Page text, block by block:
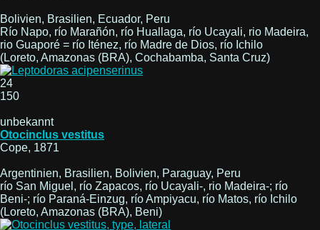
Bolivien, Brasilien, Ecuador, Peru
Río Napo, río Marañón, río Huallaga, río Ucayali, rio Madeira,
rio Guaporé = río Iténez, río Madre de Dios, río Ichilo
(Loreto, Amazonas (BRA), Cochabamba, Santa Cruz)
24
150
unbekannt
Otocinclus vestitus
Cope, 1871
Argentinien, Brasilien, Bolivien, Paraguay, Peru
río San Miguel, río Zapacos, río Ucayali-, rio Madeira-; río
Beni-; río Paraná-Einzug, río Ampiyacu, río Matos, río Ichilo
(Loreto, Amazonas (BRA), Beni)